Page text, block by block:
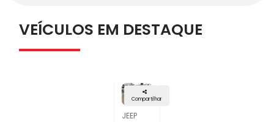
VEÍCULOS EM DESTAQUE
Compartilhar
JEEP